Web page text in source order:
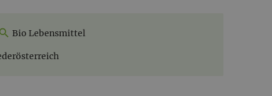
Bio Lebensmittel